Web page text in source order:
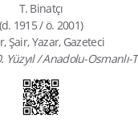
T. Binatçı
(d. 1915 / ö. 2001)
Şair, Yazar, Gazeteci
Yüzyıl / Anadolu-Osmanlı-